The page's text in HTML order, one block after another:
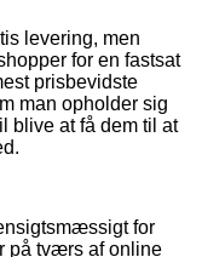
levering, men
for en fastsat
prisbevidste
man opholder sig
blive at få dem til at
for
på tværs af online